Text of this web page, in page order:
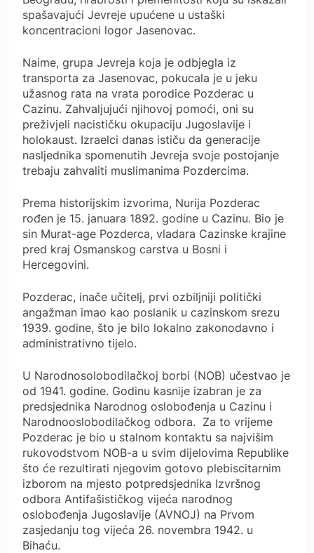
spašavajući Jevreje upućene u ustaški
koncentracioni logor Jasenovac.
Naime, grupa Jevreja koja je odbjegla iz
transporta za Jasenovac, pokucala je u jeku
užasnog rata na vrata porodice Pozderac u
Cazinu. Zahvaljujući njihovoj pomoći, oni su
preživjeli nacističku okupaciju Jugoslavije i
holokaust. Izraelci danas ističu da generacije
nasljednika spomenutih Jevreja svoje postojanje
trebaju zahvaliti muslimanima Pozdercima.
Prema historijskim izvorima, Nurija Pozderac
rođen je 15. januara 1892. godine u Cazinu. Bio je
sin Murat-age Pozderca, vladara Cazinske krajine
pred kraj Osmanskog carstva u Bosni i
Hercegovini.
Pozderac, inače učitelj, prvi ozbiljniji politički
angažman imao kao poslanik u cazinskom srezu
1939. godine, što je bilo lokalno zakonodavno i
administrativno tijelo.
U Narodnosolobodilačkoj borbi (NOB) učestvao je
od 1941. godine. Godinu kasnije izabran je za
predsjednika Narodnog oslobođenja u Cazinu i
Narodnooslobodilačkog odbora. Za to vrijeme
Pozderac je bio u stalnom kontaktu sa najvišim
rukovodstvom NOB-a u svim dijelovima Republike
što će rezultirati njegovim gotovo plebiscitarnim
izborom na mjesto potpredsjednika Izvršnog
odbora Antifašističkog vijeća narodnog
oslobođenja Jugoslavije (AVNOJ) na Prvom
zasjedanju tog vijeća 26. novembra 1942. u
Bihaću.